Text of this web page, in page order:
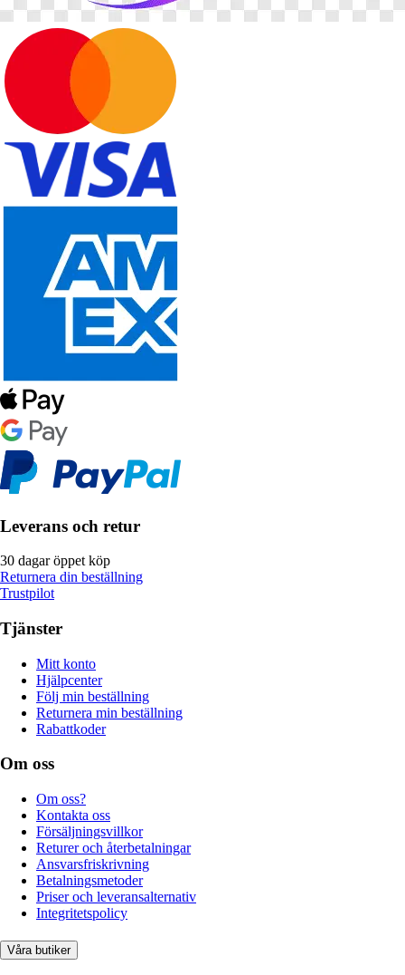
Leverans och retur
30 dagar öppet köp
Returnera din beställning
Trustpilot
Tjänster
Mitt konto
Hjälpcenter
Följ min beställning
Returnera min beställning
Rabattkoder
Om oss
Om oss?
Kontakta oss
Försäljningsvillkor
Returer och återbetalningar
Ansvarsfriskrivning
Betalningsmetoder
Priser och leveransalternativ
Integritetspolicy
Våra butiker